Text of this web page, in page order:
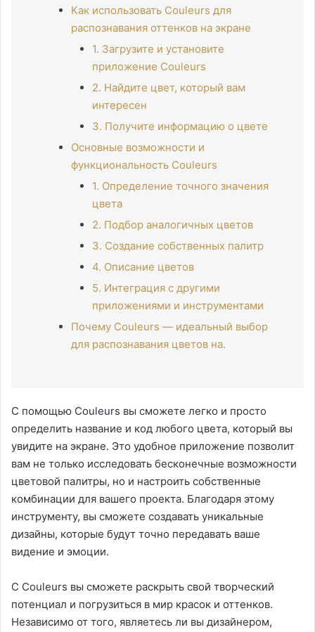
Как использовать Couleurs для
распознавания оттенков на экране
1. Загрузите и установите
приложение Couleurs
2. Найдите цвет, который вам
интересен
3. Получите информацию о цвете
Основные возможности и
функциональность Couleurs
1. Определение точного значения
цвета
2. Подбор аналогичных цветов
3. Создание собственных палитр
4. Описание цветов
5. Интеграция с другими
приложениями и инструментами
Почему Couleurs — идеальный выбор
для распознавания цветов на.
С помощью Couleurs вы сможете легко и просто
определить название и код любого цвета, который вы
увидите на экране. Это удобное приложение позволит
вам не только исследовать бесконечные возможности
цветовой палитры, но и настроить собственные
комбинации для вашего проекта. Благодаря этому
инструменту, вы сможете создавать уникальные
дизайны, которые будут точно передавать ваше
видение и эмоции.
С Couleurs вы сможете раскрыть свой творческий
потенциал и погрузиться в мир красок и оттенков.
Независимо от того, являетесь ли вы дизайнером,